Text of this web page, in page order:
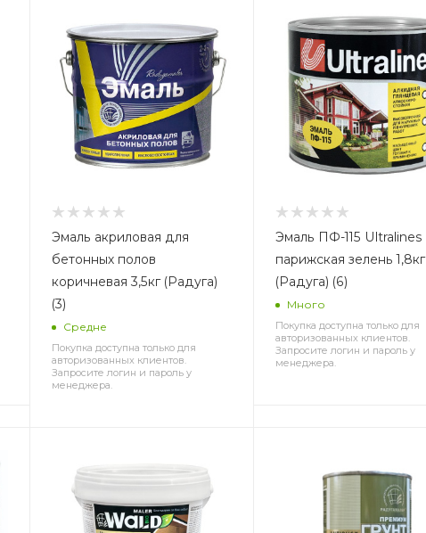
Эмаль акриловая для
бетонных полов
коричневая 3,5кг (Радуга)
(3)
Средне
Покупка доступна только для
авторизованных клиентов.
Запросите логин и пароль у
менеджера.
Эмаль ПФ-115 Ultralines
парижская зелень 1,8кг
(Радуга) (6)
Много
Покупка доступна только для
авторизованных клиентов.
Запросите логин и пароль у
менеджера.